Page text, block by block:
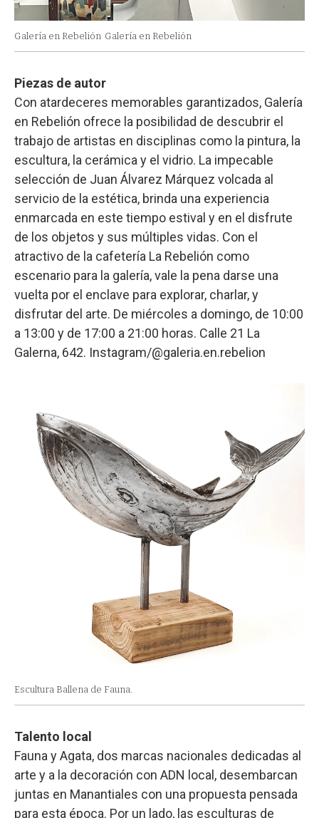
Galería en Rebelión Galería en Rebelión
Piezas de autor
Con atardeceres memorables garantizados, Galería
en Rebelión ofrece la posibilidad de descubrir el
trabajo de artistas en disciplinas como la pintura, la
escultura, la cerámica y el vidrio. La impecable
selección de Juan Álvarez Márquez volcada al
servicio de la estética, brinda una experiencia
enmarcada en este tiempo estival y en el disfrute
de los objetos y sus múltiples vidas. Con el
atractivo de la cafetería La Rebelión como
escenario para la galería, vale la pena darse una
vuelta por el enclave para explorar, charlar, y
disfrutar del arte. De miércoles a domingo, de 10:00
a 13:00 y de 17:00 a 21:00 horas. Calle 21 La
Galerna, 642. Instagram/@galeria.en.rebelion
Escultura Ballena de Fauna.
Talento local
Fauna y Agata, dos marcas nacionales dedicadas al
arte y a la decoración con ADN local, desembarcan
juntas en Manantiales con una propuesta pensada
para esta época. Por un lado, las esculturas de